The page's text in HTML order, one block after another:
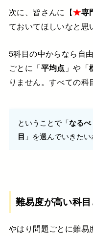
次に、皆さんに【★専
ておいてほしいなと思
5科目の中からなら自
ごとに「平均点 」や「
りません。すべての科
ということで「なる
目 」を選んでいきた
難易度が高い科
やはり問題ごとに難易